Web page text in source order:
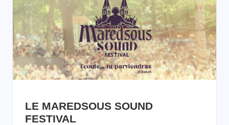
LE MAREDSOUS SOUND
FESTIVAL